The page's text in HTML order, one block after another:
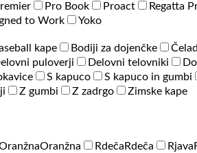
Pro Book Proact Regatta
to Work
Yoko
kape Bodiji za dojenčke
puloverji Delovni telovniki
S kapuco S kapuco in gumbi
Z gumbi Z zadrgo
Zimske kape
Oranžna Rdeča Rdeča Rjava